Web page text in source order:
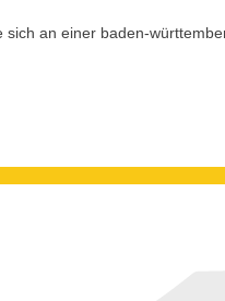
an einer baden-